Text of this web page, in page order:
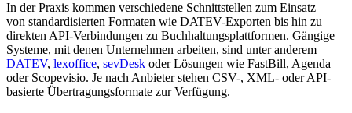
In der Praxis kommen verschiedene Schnittstellen zum Einsatz –
von standardisierten Formaten wie DATEV-Exporten bis hin zu
direkten API-Verbindungen zu Buchhaltungsplattformen. Gängige
Systeme, mit denen Unternehmen arbeiten, sind unter anderem
DATEV, lexoffice, sevDesk oder Lösungen wie FastBill, Agenda
oder Scopevisio. Je nach Anbieter stehen CSV-, XML- oder API-
basierte Übertragungsformate zur Verfügung.